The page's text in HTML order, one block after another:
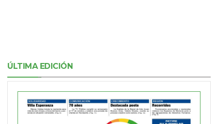
ÚLTIMA EDICIÓN